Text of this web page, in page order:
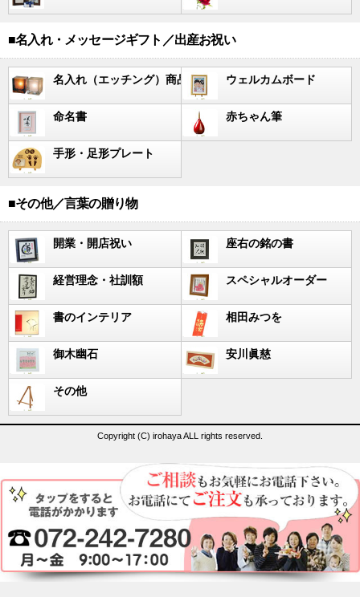
■名入れ・メッセージギフト／出産お祝い
名入れ（エッチング）商品 ウェルカムボード
命名書 赤ちゃん筆
手形・足形プレート
■その他／言葉の贈り物
開業・開店祝い 座右の銘の書
経営理念・社訓額 スペシャルオーダー
書のインテリア 相田みつを
御木幽石 安川眞慈
その他
Copyright (C) irohaya ALL rights reserved.